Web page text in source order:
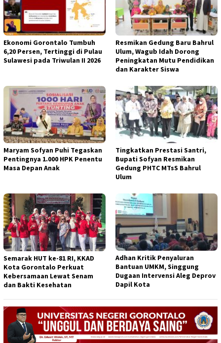
Ekonomi Gorontalo Tumbuh
6,20 Persen, Tertinggi di Pulau
Sulawesi pada Triwulan II 2026
Resmikan Gedung Baru Bahrul
Ulum, Wagub Idah Dorong
Peningkatan Mutu Pendidikan
dan Karakter Siswa
Maryam Sofyan Puhi Tegaskan
Pentingnya 1.000 HPK Penentu
Masa Depan Anak
Tingkatkan Prestasi Santri,
Bupati Sofyan Resmikan
Gedung PHTC MTsS Bahrul
Ulum
Semarak HUT ke-81 RI, KKAD
Kota Gorontalo Perkuat
Kebersamaan Lewat Senam
dan Bakti Kesehatan
Adhan Kritik Penyaluran
Bantuan UMKM, Singgung
Dugaan Intervensi Aleg Deprov
Dapil Kota